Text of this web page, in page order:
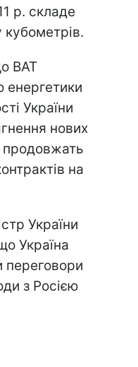
р. складе
ВАТ
енергетики
України
нових
продовжать
на
України
Україна
переговори
з Росією